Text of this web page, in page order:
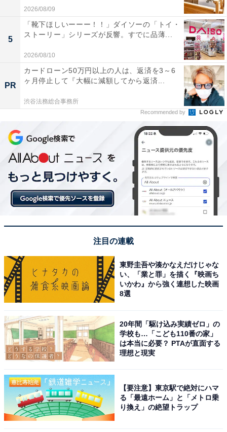
A post shared by ひよ子本舗吉野堂 (@hiyokohonpoyoshinodo)
第2位は「名菓ひよ子」でした。ひよ子の形が愛らしい
回答者からは、「甘さと、香ばしい皮が美味しい（67歳
男性／千葉県）」「甘すぎず日本茶に合う（29歳女性／
神奈川県）」「ひよこの形をした皮の中の白あんが和菓
子のあんらしくない。ふわふわさくさくしていて和菓子
が苦手であった小さい頃からひよ子饅頭が大好きでした
（63歳女性／徳島県）」などの声が寄せられました。
さらに、「福岡と言えばコレ！ 嫌う人を見た事が無い素
晴らしいお菓子だと思います（36歳男性／兵庫県）」
「ひよこの形がかわいらしく、見ても喜ばれるし食べて
も喜ばれる定番のお土産なので、買って帰ると、間違い
がない（34歳男性／福島県）」「美味しいものは他にも
2026/08/09
5
「靴下ほしいーーー！！」ダイソーの「トイ・
ストーリー」シリーズが反響。すでに品薄...
2026/08/10
PR
カードローン50万円以上の人は、返済を3～6
ヶ月停止して『大幅に減額してから返済...
渋谷法務総合事務所
Recommended by
注目の連載
東野圭吾や湊かなえだけじゃな
い、「業と罪」を描く『映画ち
いかわ』から強く連想した映画
8選
20年間「駆け込み実績ゼロ」の
学校も…「こども110番の家」
は本当に必要？ PTAが直面する
理想と現実
【要注意】東京駅で絶対にハマ
る「最遠ホーム」と「メトロ乗
り換え」の絶望トラップ